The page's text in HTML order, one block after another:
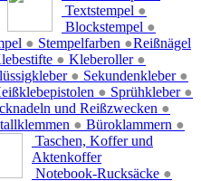
Textstempel ●
Blockstempel ●
● Stempelfarben ●
● Kleberoller ●
● Sekundenkleber ●
● Sprühkleber ●
Reißnägel
und Reißzwecken ●
● Büroklammern ●
Taschen, Koffer und
Aktenkoffer
Notebook-Rucksäcke ●